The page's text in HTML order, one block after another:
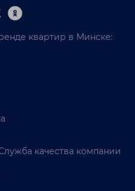
квартир в Минске:
качества компании